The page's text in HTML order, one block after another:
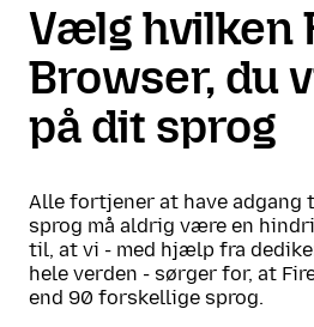
Vælg hvilken
Browser, du
på dit sprog
Alle fortjener at have
sprog må aldrig være en
til, at vi - med hjælp fra
hele verden - sørger for, at
end 90 forskellige sprog.